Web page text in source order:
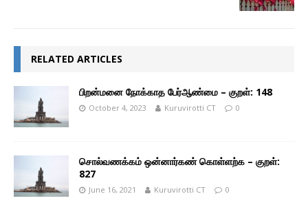
RELATED ARTICLES
பிறன்மனை நோக்காத பேர்ஆண்மை – குறள்: 148
October 4, 2023 Kuruvirotti CT 0
சொல்வணக்கம் ஒன்னார்கண் கொள்ளற்க – குறள்:
827
June 16, 2021 Kuruvirotti CT 0